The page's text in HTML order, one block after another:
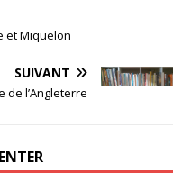
et Miquelon
SUIVANT
de l’Angleterre